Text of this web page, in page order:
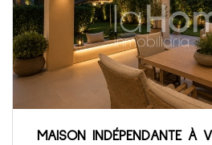
MAISON INDÉPENDANTE À